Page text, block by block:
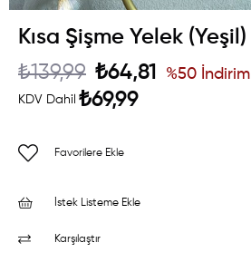
Kısa Şişme Yelek (Yeşil)
₺139,99 ₺64,81
KDV Dahil ₺69,99
%50 İndirim
Favorilere Ekle
İstek Listeme Ekle
Karşılaştır